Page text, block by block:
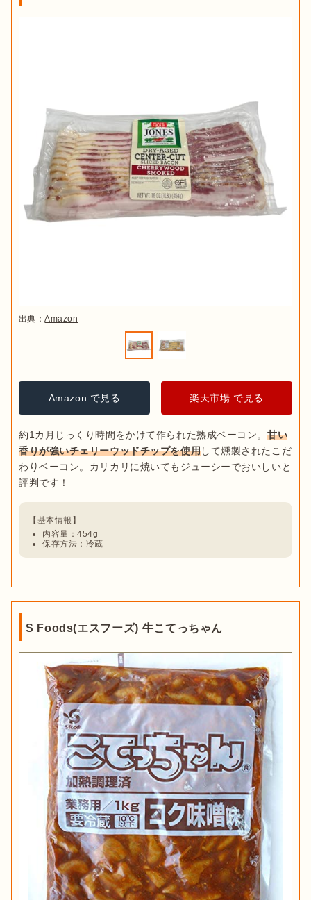
出典：Amazon
Amazon で見る 楽天市場 で見る
約1カ月じっくり時間をかけて作られた熟成ベーコン。 甘い
香りが強いチェリーウッドチップを使用して燻製されたこだ
わりベーコン。カリカリに焼いてもジューシーでおいしいと
内容量：454g
保存方法：冷蔵
S Foods(エスフーズ) 牛こてっちゃん